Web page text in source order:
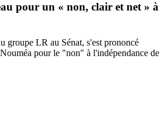
pour un « non, clair et net » à
groupe LR au Sénat, s'est prononcé
pour le "non" à l'indépendance de